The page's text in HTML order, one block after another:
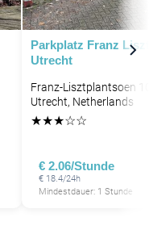
Parkplatz Franz
Utrecht
Franz-Lisztplantsoen
Utrecht, Netherlands
★★★☆☆
€ 2.06/Stunde
€ 18.4/24h
Mindestdauer: 1 Stunde